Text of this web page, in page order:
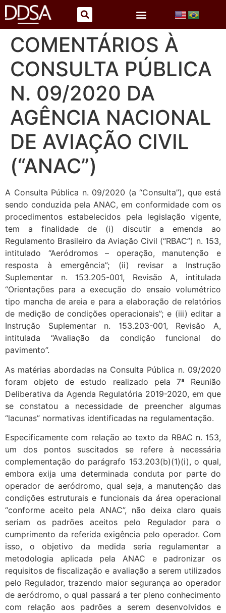
COMENTÁRIOS À
CONSULTA PÚBLICA
N. 09/2020 DA
AGÊNCIA NACIONAL
DE AVIAÇÃO CIVIL
(“ANAC”)
A Consulta Pública n. 09/2020 (a “Consulta”), que está
sendo conduzida pela ANAC, em conformidade com os
procedimentos estabelecidos pela legislação vigente,
tem a finalidade de (i) discutir a emenda ao
Regulamento Brasileiro da Aviação Civil (“RBAC”) n. 153,
intitulado “Aeródromos – operação, manutenção e
resposta à emergência”; (ii) revisar a Instrução
Suplementar n. 153.205-001, Revisão A, intitulada
“Orientações para a execução do ensaio volumétrico
tipo mancha de areia e para a elaboração de relatórios
de medição de condições operacionais”; e (iii) editar a
Instrução Suplementar n. 153.203-001, Revisão A,
intitulada “Avaliação da condição funcional do
pavimento”.
As matérias abordadas na Consulta Pública n. 09/2020
foram objeto de estudo realizado pela 7ª Reunião
Deliberativa da Agenda Regulatória 2019-2020, em que
se constatou a necessidade de preencher algumas
“lacunas” normativas identificadas na regulamentação.
Especificamente com relação ao texto da RBAC n. 153,
um dos pontos suscitados se refere à necessária
complementação do parágrafo 153.203(b)(1)(i), o qual,
embora exija uma determinada conduta por parte do
operador de aeródromo, qual seja, a manutenção das
condições estruturais e funcionais da área operacional
“conforme aceito pela ANAC”, não deixa claro quais
seriam os padrões aceitos pelo Regulador para o
cumprimento da referida exigência pelo operador. Com
isso, o objetivo da medida seria regulamentar a
metodologia aplicada pela ANAC e padronizar os
requisitos de fiscalização e avaliação a serem utilizados
pelo Regulador, trazendo maior segurança ao operador
de aeródromo, o qual passará a ter pleno conhecimento
com relação aos padrões a serem desenvolvidos e